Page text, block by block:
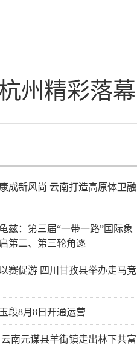
州精彩落幕
成新风尚 云南打造高原体卫融
兹：第三届“一带一路”国际象
第二、第三轮角逐
赛促游 四川甘孜县举办走马竞
段8月8日开通运营
南元谋县羊街镇走出林下共富